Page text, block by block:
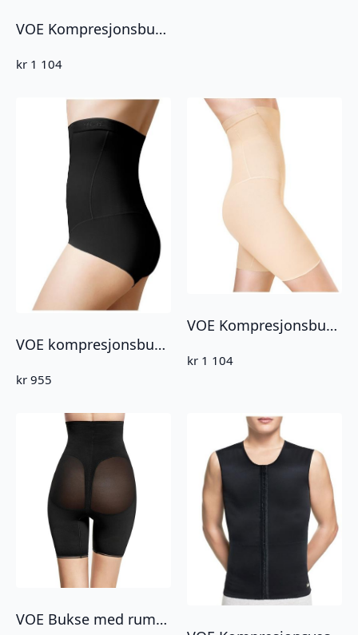
VOE Kompresjonsbukse – Lett kompresjon ankellengde (SLIMNG602)
kr 1 104
VOE kompresjonsbukse lett kompresjon/hold in – sort (SLIMNG07)
kr 955
VOE Kompresjonsbukse med høy midje og korte ben. Beige (SLIMNT04)
kr 1 104
VOE Bukse med rumpeløft/hold-in (SLIMNG03)